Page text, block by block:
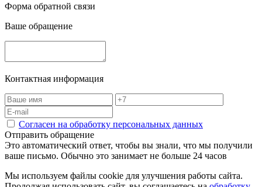
Форма обратной связи
Ваше обращение
Контактная информация
Согласен на обработку персональных данных
Отправить обращение
Это автоматический ответ, чтобы вы знали, что мы получили
ваше письмо. Обычно это занимает не больше 24 часов
Мы используем файлы cookie для улучшения работы сайта.